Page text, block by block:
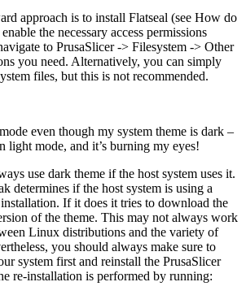
approach is to install Flatseal (see How do
the necessary access permissions
to PrusaSlicer -> Filesystem -> Other
you need. Alternatively, you can simply
files, but this is not recommended.
even though my system theme is dark –
light mode, and it’s burning my eyes!
use dark theme if the host system uses it.
determines if the host system is using a
If it does it tries to download the
of the theme. This may not always work
Linux distributions and the variety of
you should always make sure to
system first and reinstall the PrusaSlicer
re-installation is performed by running: